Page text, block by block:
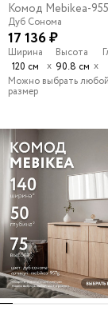
Комод Mebikea-
Дуб Сонома
17 136 ₽
Ширина
120 см
х
Высота
90.8 см х
Можно выбрать
размер